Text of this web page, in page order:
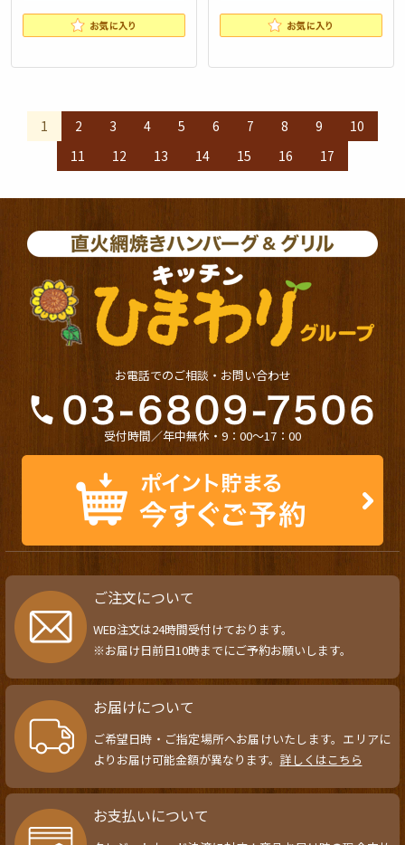
の
ペ
ー
ジ
送
1 2 3 4 5 6 7 8 9
10
11
12 13 14 15 16 17
お電話でのご相談・お問い合わせ
受付時間／年中無休・9：00〜17：00
ご注文について
WEB注文は24時間受付けております。
※お届け日前日10時までにご予約お願いします。
お届けについて
ご希望日時・ご指定場所へお届けいたします。エリアに
よりお届け可能金額が異なります。 詳しくはこちら
お支払いについて